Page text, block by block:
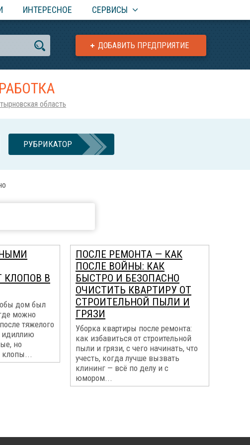
ИНТЕРЕСНОЕ СЕРВИСЫ
ДОБАВИТЬ ПРЕДПРИЯТИЕ
область
РУБРИКАТОР
КЛОПОВ В
дом был
можно
тяжелого
идиллию
но
клопы...
ПОСЛЕ РЕМОНТА — КАК
ПОСЛЕ ВОЙНЫ: КАК
БЫСТРО И БЕЗОПАСНО
ОЧИСТИТЬ КВАРТИРУ ОТ
СТРОИТЕЛЬНОЙ ПЫЛИ И
ГРЯЗИ
Уборка квартиры после ремонта:
как избавиться от строительной
пыли и грязи, с чего начинать, что
учесть, когда лучше вызвать
клининг — всё по делу и с
юмором...